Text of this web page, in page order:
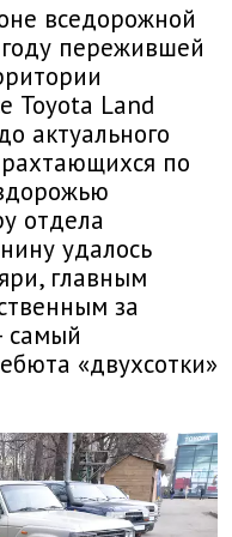
вседорожной
пережившей
Toyota Land
актуального
по
отдела
удалось
главным
за
самый
«двухсотки»